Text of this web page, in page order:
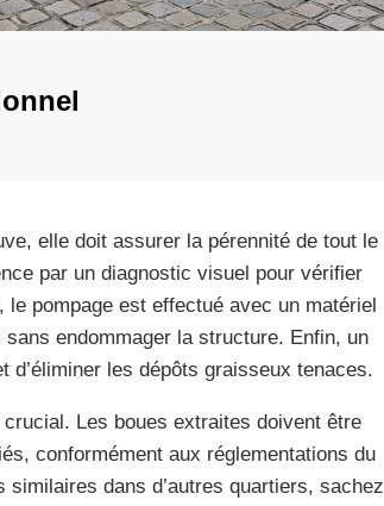
elle doit assurer la pérennité de tout le
par un diagnostic visuel pour vérifier
le pompage est effectué avec un matériel
endommager la structure. Enfin, un
d’éliminer les dépôts graisseux tenaces.
Les boues extraites doivent être
conformément aux réglementations du
dans d’autres quartiers, sachez